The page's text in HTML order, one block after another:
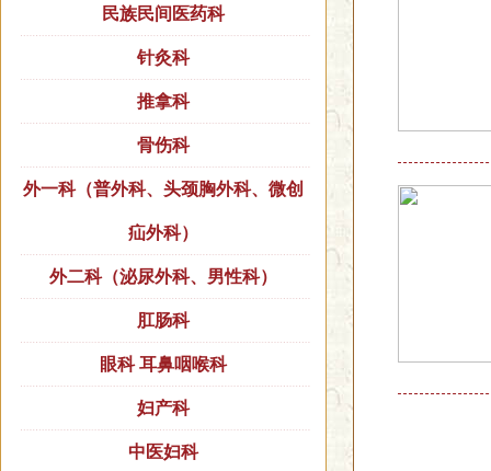
民族民间医药科
针灸科
推拿科
骨伤科
外一科（普外科、头颈胸外科、微创
疝外科）
外二科（泌尿外科、男性科）
肛肠科
眼科 耳鼻咽喉科
妇产科
中医妇科